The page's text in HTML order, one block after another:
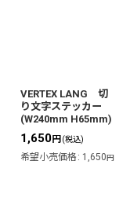
VERTEX LANG 切
り文字ステッカー
(W240mm H65mm)
1,650円(税込)
希望小売価格 : 1,650円